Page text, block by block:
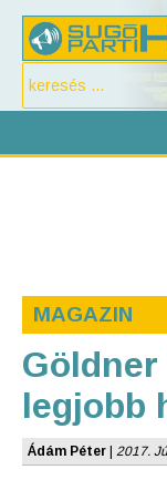
MAGAZIN
Göldner
legjobb
Ádám Péter 2017.